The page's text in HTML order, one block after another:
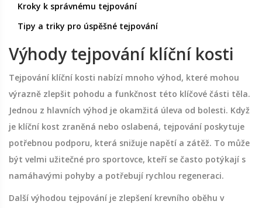
Kroky k správnému tejpování
Tipy a triky pro úspěšné tejpování
Výhody tejpování klíční kosti
Tejpování klíční kosti nabízí mnoho výhod, které mohou
výrazně zlepšit pohodu a funkčnost této klíčové části těla.
Jednou z hlavních výhod je okamžitá úleva od bolesti. Když
je klíční kost zraněná nebo oslabená, tejpování poskytuje
potřebnou podporu, která snižuje napětí a zátěž. To může
být velmi užitečné pro sportovce, kteří se často potýkají s
namáhavými pohyby a potřebují rychlou regeneraci.
Další výhodou tejpování je zlepšení krevního oběhu v